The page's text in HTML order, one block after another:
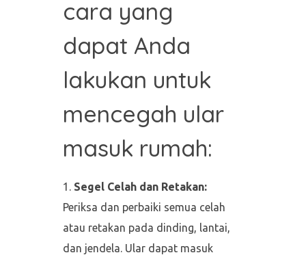
cara yang
dapat Anda
lakukan untuk
mencegah ular
masuk rumah:
Segel Celah dan Retakan:
Periksa dan perbaiki semua celah
atau retakan pada dinding, lantai,
dan jendela. Ular dapat masuk